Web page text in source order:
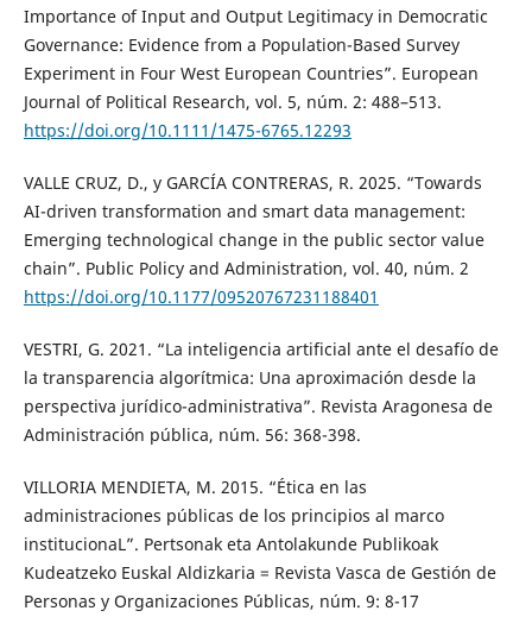
Importance of Input and Output Legitimacy in Democratic
Governance: Evidence from a Population-Based Survey
Experiment in Four West European Countries”. European
Journal of Political Research, vol. 5, núm. 2: 488–513.
https://doi.org/10.1111/1475-6765.12293
VALLE CRUZ, D., y GARCÍA CONTRERAS, R. 2025. “Towards
AI-driven transformation and smart data management:
Emerging technological change in the public sector value
chain”. Public Policy and Administration, vol. 40, núm. 2
https://doi.org/10.1177/09520767231188401
VESTRI, G. 2021. “La inteligencia artificial ante el desafío de
la transparencia algorítmica: Una aproximación desde la
perspectiva jurídico-administrativa”. Revista Aragonesa de
Administración pública, núm. 56: 368-398.
VILLORIA MENDIETA, M. 2015. “Ética en las
administraciones públicas de los principios al marco
institucionaL”. Pertsonak eta Antolakunde Publikoak
Kudeatzeko Euskal Aldizkaria = Revista Vasca de Gestión de
Personas y Organizaciones Públicas, núm. 9: 8-17